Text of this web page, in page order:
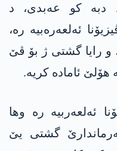
دبە کو عەبدی، د
ئەلعەرەبیە رە،
و رایا گشتی ژ بۆ ڤێ
ئامادە کریە.
ئەلعەربیە رە وھا
گشتی یێ